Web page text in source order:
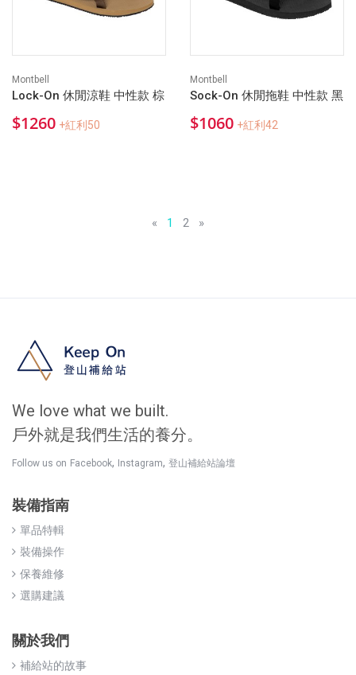
Montbell
Lock-On 休閒涼鞋 中性款 棕
$1260 +紅利50
Montbell
Sock-On 休閒拖鞋 中性款 黑
$1060 +紅利42
« 1 2 »
We love what we built.
戶外就是我們生活的養分。
Follow us on Facebook, Instagram, 登山補給站論壇
裝備指南
單品特輯
裝備操作
保養維修
選購建議
關於我們
補給站的故事